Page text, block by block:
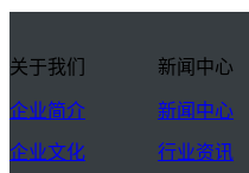
关于我们
企业简介
企业文化
新闻中心
新闻中心
行业资讯